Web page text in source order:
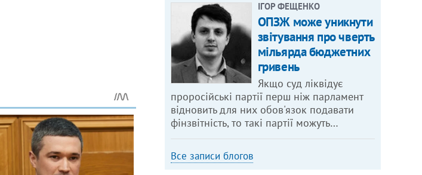
ІГОР ФЕЩЕНКО
ОПЗЖ може уникнути
звітування про чверть
мільярда бюджетних
гривень
Якщо суд ліквідує
проросійські партії перш ніж парламент
відновить для них обов'язок подавати
фінзвітність, то такі партії можуть…
Все записи блогов